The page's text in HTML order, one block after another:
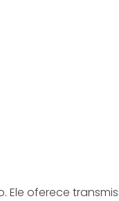
oferece